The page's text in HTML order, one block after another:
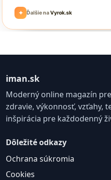
iman.sk
Moderný online magazín
zdravie, výkonnosť, vzťahy,
inšpirácia pre každodenný
Dôležité odkazy
Ochrana súkromia
Cookies